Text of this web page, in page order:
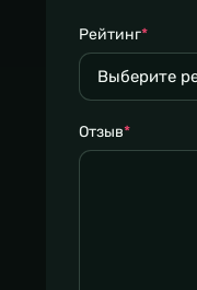
Рейтинг*
Отзыв*